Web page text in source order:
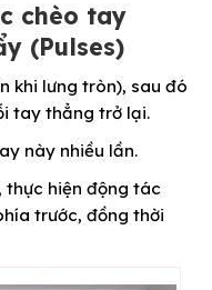
chèo tay
(Pulses)
khi lưng tròn), sau đó
tay thẳng trở lại.
này nhiều lần.
thực hiện động tác
trước, đồng thời